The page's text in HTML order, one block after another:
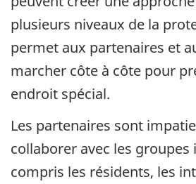
plusieurs niveaux de la
permet aux partenaires et
marcher côte à côte pour
endroit spécial.
Les partenaires sont
collaborer avec les groupes
compris les résidents, les